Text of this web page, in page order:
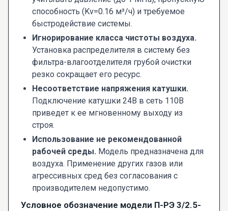
способность (Kv=0.16 м³/ч) и требуемое
быстродействие системы.
Игнорирование класса чистоты воздуха.
Установка распределителя в систему без
фильтра-влагоотделителя грубой очистки
резко сокращает его ресурс.
Несоответствие напряжения катушки.
Подключение катушки 24В в сеть 110В
приведет к ее мгновенному выходу из
строя.
Использование не рекомендованной
рабочей среды. Модель предназначена для
воздуха. Применение других газов или
агрессивных сред без согласования с
производителем недопустимо.
Условное обозначение модели П-РЭ 3/2.5-